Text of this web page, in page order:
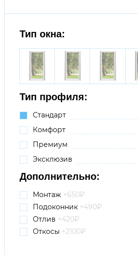
Тип окна:
Тип профиля:
Стандарт
Комфорт
Премиум
Эксклюзив
Дополнительно:
Монтаж +650₽
Подоконник +490₽
Отлив +420₽
Откосы +2100₽